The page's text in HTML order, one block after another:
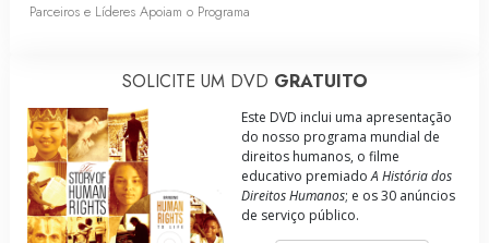
Parceiros e Líderes Apoiam o Programa
SOLICITE UM DVD GRATUITO
Este DVD inclui uma apresentação
do nosso programa mundial de
direitos humanos, o filme
educativo premiadoA História dos
Direitos Humanos; e os 30 anúncios
de serviço público.